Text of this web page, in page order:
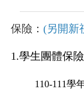
保險： (另開新
1.學生團體保險
110-111學年